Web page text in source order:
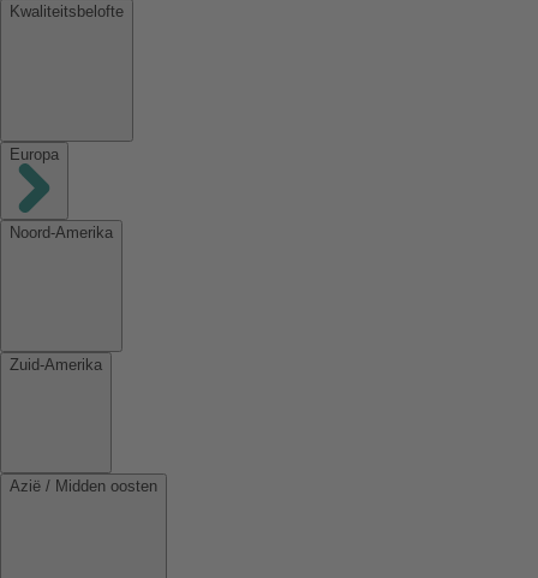
Kwaliteitsbelofte
Europa
Noord-Amerika
Zuid-Amerika
Azië / Midden oosten